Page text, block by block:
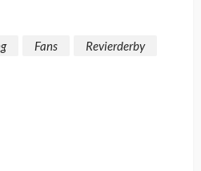
Fans Revierderby